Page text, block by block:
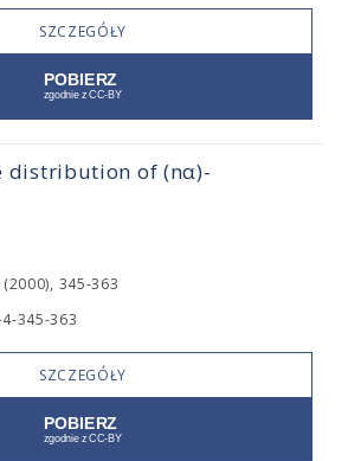
SZCZEGÓŁY
distribution of (nα)-
345-363
345-363
SZCZEGÓŁY